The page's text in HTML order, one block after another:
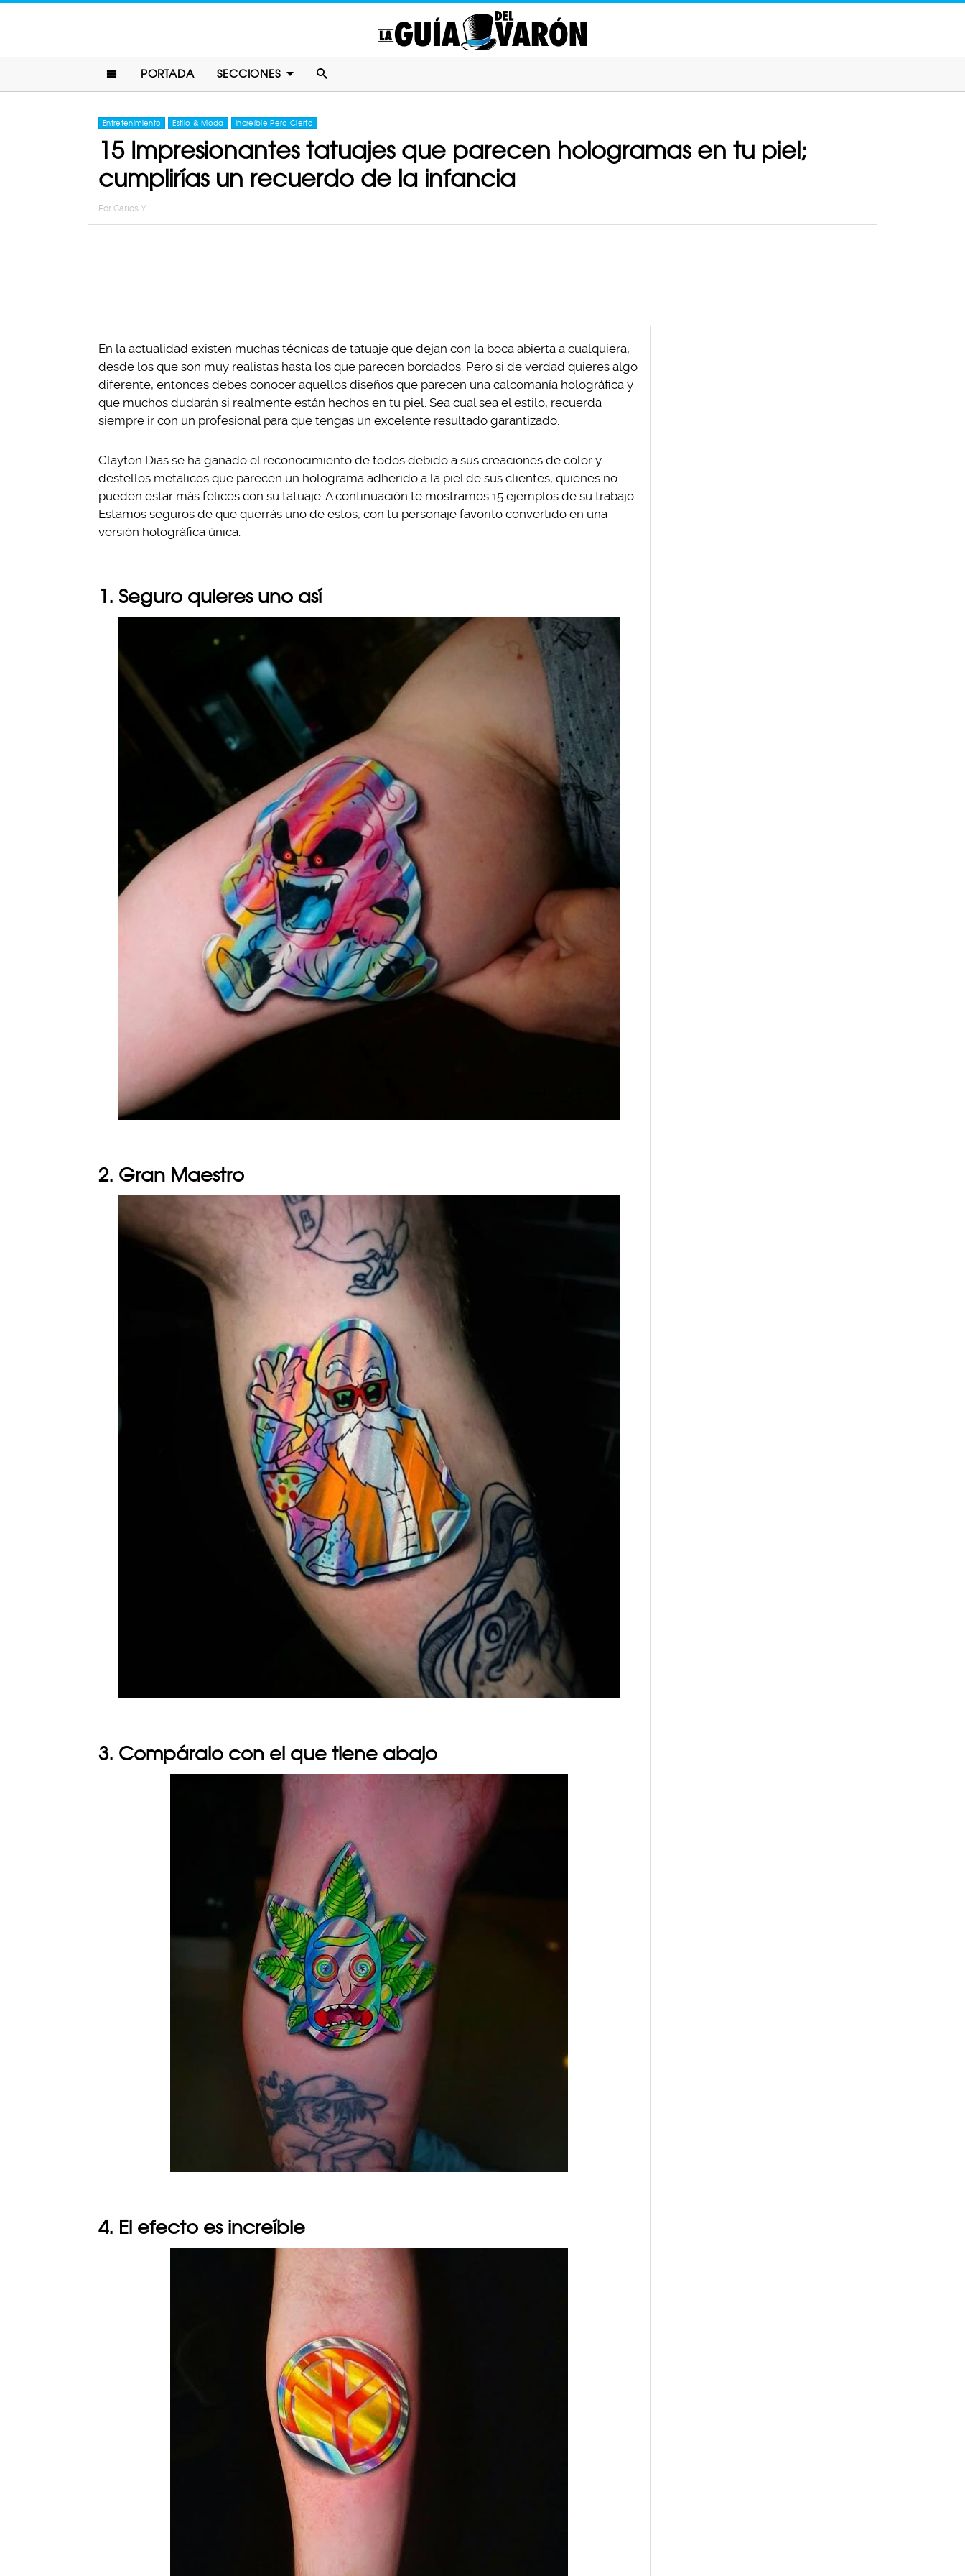
PORTADA SECCIONES
Entretenimiento Estilo & Moda Increíble Pero Cierto
15 Impresionantes tatuajes que parecen hologramas en tu piel;
cumplirías un recuerdo de la infancia
Por Carlos Y
En la actualidad existen muchas técnicas de tatuaje que dejan con la boca abierta a cualquiera,
desde los que son muy realistas hasta los que parecen bordados. Pero si de verdad quieres algo
diferente, entonces debes conocer aquellos diseños que parecen una calcomanía holográfica y
que muchos dudarán si realmente están hechos en tu piel. Sea cual sea el estilo, recuerda
siempre ir con un profesional para que tengas un excelente resultado garantizado.
Clayton Dias se ha ganado el reconocimiento de todos debido a sus creaciones de color y
destellos metálicos que parecen un holograma adherido a la piel de sus clientes, quienes no
pueden estar más felices con su tatuaje. A continuación te mostramos 15 ejemplos de su trabajo.
Estamos seguros de que querrás uno de estos, con tu personaje favorito convertido en una
versión holográfica única.
1. Seguro quieres uno así
2. Gran Maestro
3. Compáralo con el que tiene abajo
4. El efecto es increíble